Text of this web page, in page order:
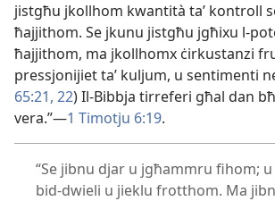
jistgħu jkollhom kwantità taʼ kontroll
ħajjithom. Se jkunu jistgħu jgħixu l-
ħajjithom, ma jkollhomx ċirkustanzi
pressjonijiet taʼ kuljum, u sentimenti
65:21, 22) Il-Bibbja tirreferi għal dan
vera.”—1 Timotju 6:19.
“Se jibnu djar u jgħammru fihom;
bid-dwieli u jieklu frotthom. Ma